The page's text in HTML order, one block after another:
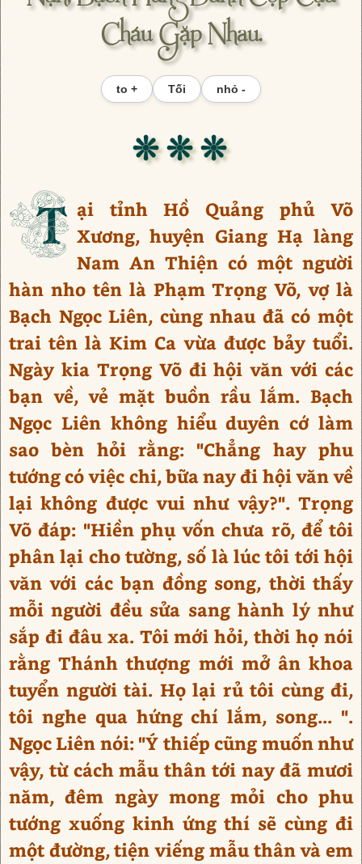
Cháu Gặp Nhau.
to + Tối nhỏ -
❊ ❊ ❊
T ại tỉnh Hồ Quảng phủ Võ
Xương, huyện Giang Hạ làng
Nam An Thiện có một người
hàn nho tên là Phạm Trọng Võ, vợ là
Bạch Ngọc Liên, cùng nhau đã có một
trai tên là Kim Ca vừa được bảy tuổi.
Ngày kia Trọng Võ đi hội văn với các
bạn về, vẻ mặt buồn rầu lắm. Bạch
Ngọc Liên không hiểu duyên cớ làm
sao bèn hỏi rằng: "Chẳng hay phu
tướng có việc chi, bữa nay đi hội văn về
lại không được vui như vậy?". Trọng
Võ đáp: "Hiền phụ vốn chưa rõ, để tôi
phân lại cho tường, số là lúc tôi tới hội
văn với các bạn đồng song, thời thấy
mỗi người đều sửa sang hành lý như
sắp đi đâu xa. Tôi mới hỏi, thời họ nói
rằng Thánh thượng mới mở ân khoa
tuyển người tài. Họ lại rủ tôi cùng đi,
tôi nghe qua hứng chí lắm, song... ".
Ngọc Liên nói: "Ý thiếp cũng muốn như
vậy, từ cách mẫu thân tới nay đã mươi
năm, đêm ngày mong mỏi cho phu
tướng xuống kinh ứng thí sẽ cùng đi
một đường, tiện viếng mẫu thân và em